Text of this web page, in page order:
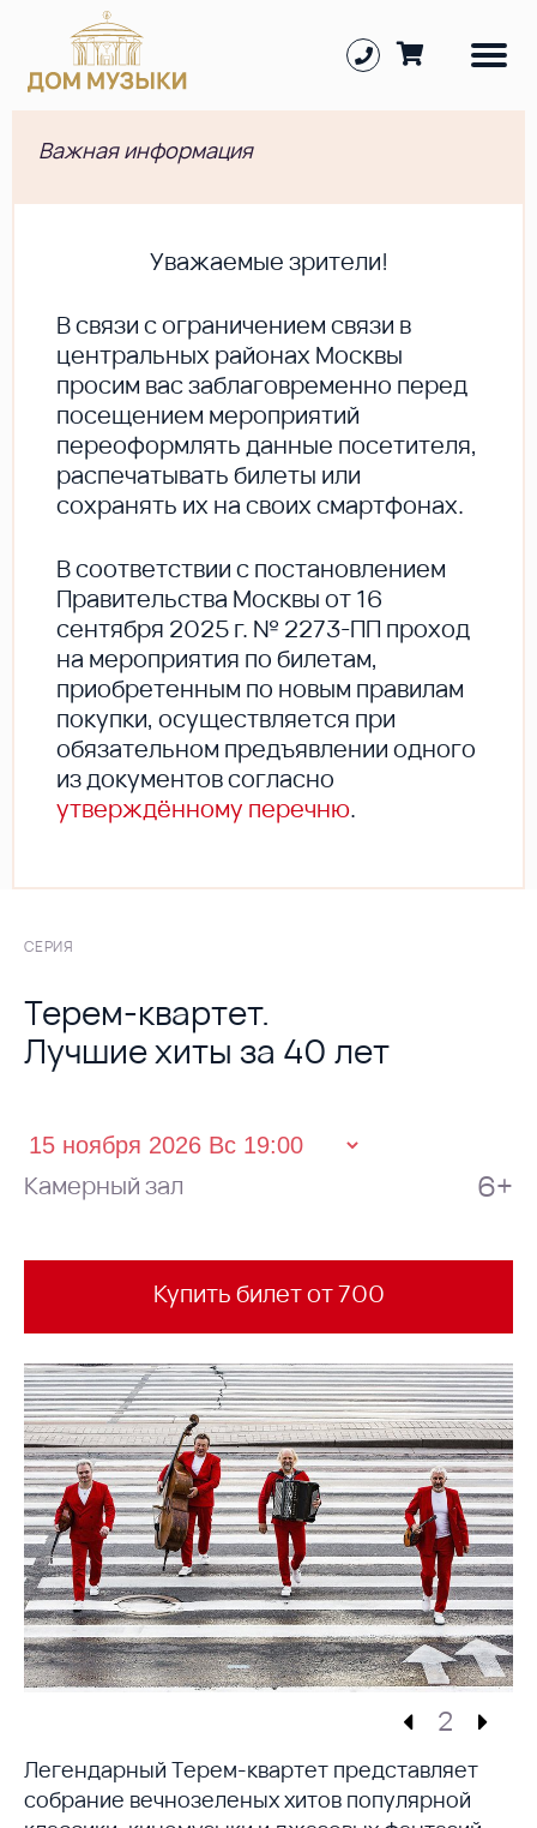
Важная информация
Уважаемые зрители!
В cвязи с ограничением связи в
центральных районах Москвы
просим вас заблаговременно перед
посещением мероприятий
переоформлять данные посетителя,
распечатывать билеты или
сохранять их на своих смартфонах.
В соответствии с постановлением
Правительства Москвы от 16
сентября 2025 г. № 2273-ПП проход
на мероприятия по билетам,
приобретенным по новым правилам
покупки, осуществляется при
обязательном предъявлении одного
из документов согласно
утверждённому перечню.
СЕРИЯ
Терем-квартет.
Лучшие хиты за 40 лет
Камерный зал 6+
Купить билет от 700
2
Легендарный Терем-квартет представляет
собрание вечнозеленых хитов популярной